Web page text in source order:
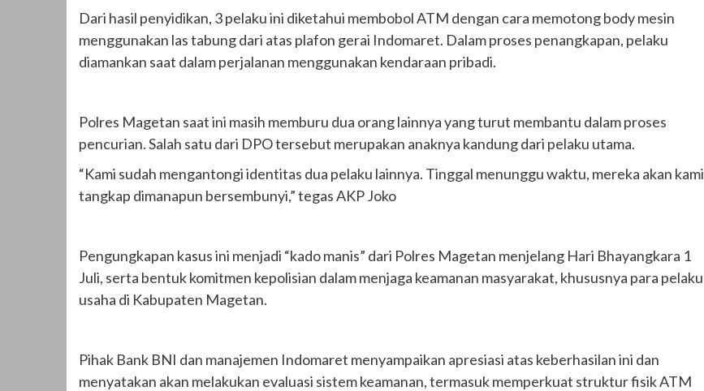
Dari hasil penyidikan, 3 pelaku ini diketahui membobol ATM dengan cara memotong body mesin
menggunakan las tabung dari atas plafon gerai Indomaret. Dalam proses penangkapan, pelaku
diamankan saat dalam perjalanan menggunakan kendaraan pribadi.
Polres Magetan saat ini masih memburu dua orang lainnya yang turut membantu dalam proses
pencurian. Salah satu dari DPO tersebut merupakan anaknya kandung dari pelaku utama.
“Kami sudah mengantongi identitas dua pelaku lainnya. Tinggal menunggu waktu, mereka akan kami
tangkap dimanapun bersembunyi,” tegas AKP Joko
Pengungkapan kasus ini menjadi “kado manis” dari Polres Magetan menjelang Hari Bhayangkara 1
Juli, serta bentuk komitmen kepolisian dalam menjaga keamanan masyarakat, khususnya para pelaku
usaha di Kabupaten Magetan.
Pihak Bank BNI dan manajemen Indomaret menyampaikan apresiasi atas keberhasilan ini dan
menyatakan akan melakukan evaluasi sistem keamanan, termasuk memperkuat struktur fisik ATM